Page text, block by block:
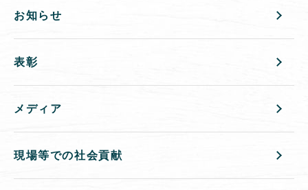
お知らせ
表彰
メディア
現場等での社会貢献